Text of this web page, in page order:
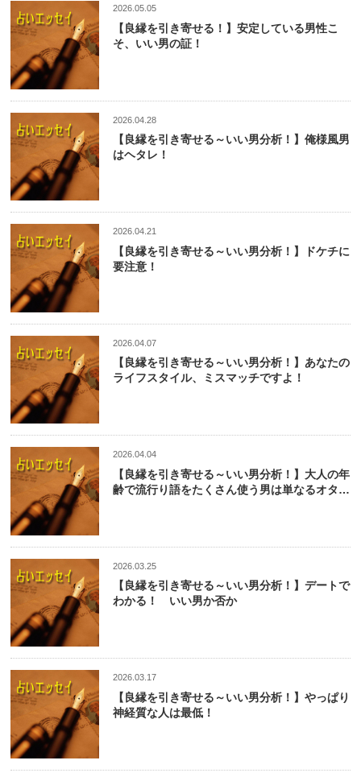
2026.05.05
【良縁を引き寄せる！】安定している男性こ
そ、いい男の証！
2026.04.28
【良縁を引き寄せる～いい男分析！】俺様風男
はヘタレ！
2026.04.21
【良縁を引き寄せる～いい男分析！】ドケチに
要注意！
2026.04.07
【良縁を引き寄せる～いい男分析！】あなたの
ライフスタイル、ミスマッチですよ！
2026.04.04
【良縁を引き寄せる～いい男分析！】大人の年
齢で流行り語をたくさん使う男は単なるオタ
2026.03.25
【良縁を引き寄せる～いい男分析！】デートで
わかる！ いい男か否か
2026.03.17
【良縁を引き寄せる～いい男分析！】やっぱり
神経質な人は最低！